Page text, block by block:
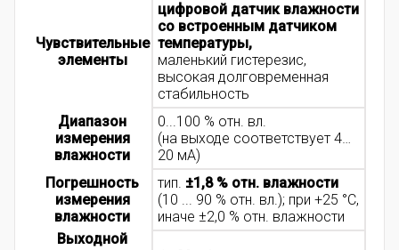
Чувствительные
элементы
цифровой датчик влажности
со встроенным датчиком
температуры,
маленький гистерезис,
высокая долговременная
стабильность
Диапазон
измерения
влажности
0...100 % отн. вл.
(на выходе соответствует 4…
20 мА)
Погрешность
измерения
влажности
тип. ±1,8 % отн. влажности
(10 ... 90 % отн. вл.); при +25 °C,
иначе ±2,0 % отн. влажности
Выходной